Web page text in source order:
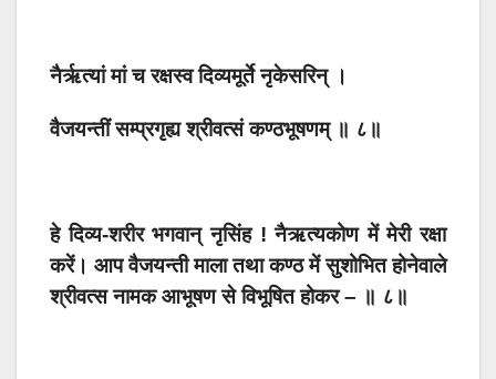
नैर्ऋत्यां मां च रक्षस्व दिव्यमूर्ते नृकेसरिन् ।
वैजयन्तीं सम्प्रगृह्य श्रीवत्सं कण्ठभूषणम् ॥ ८॥
हे दिव्य-शरीर भगवान् नृसिंह ! नैऋत्यकोण में मेरी रक्षा
करें। आप वैजयन्ती माला तथा कण्ठ में सुशोभित होनेवाले
श्रीवत्स नामक आभूषण से विभूषित होकर – ॥ ८॥